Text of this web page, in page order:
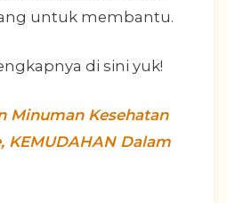
untuk membantu.
di sini yuk!
Minuman Kesehatan
KEMUDAHAN Dalam